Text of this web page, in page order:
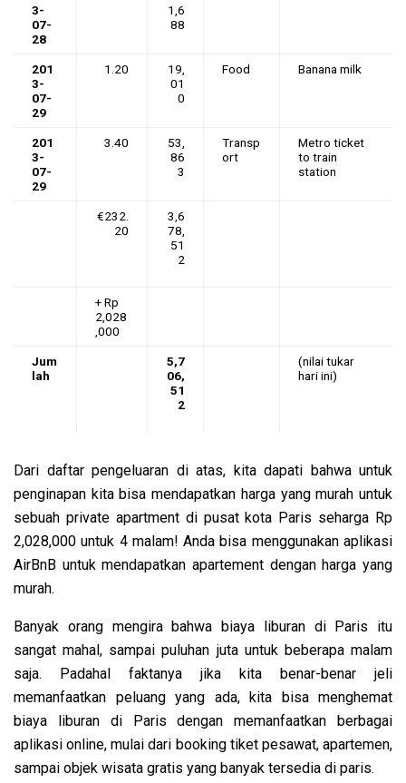
3-
07-
28
1,6
88
201
3-
07-
29
1.20
19,
01
0
Food Banana milk
201
3-
07-
29
3.40
53,
86
3
Transp
ort
Metro ticket
to train
station
€232.
20
3,6
78,
51
2
+ Rp
2,028
,000
Jum
lah
5,7
06,
51
2
(nilai tukar
hari ini)
Dari daftar pengeluaran di atas, kita dapati bahwa untuk
penginapan kita bisa mendapatkan harga yang murah untuk
sebuah private apartment di pusat kota Paris seharga Rp
2,028,000 untuk 4 malam! Anda bisa menggunakan aplikasi
AirBnB untuk mendapatkan apartement dengan harga yang
murah.
Banyak orang mengira bahwa biaya liburan di Paris itu
sangat mahal, sampai puluhan juta untuk beberapa malam
saja. Padahal faktanya jika kita benar-benar jeli
memanfaatkan peluang yang ada, kita bisa menghemat
biaya liburan di Paris dengan memanfaatkan berbagai
aplikasi online, mulai dari booking tiket pesawat, apartemen,
sampai objek wisata gratis yang banyak tersedia di paris.